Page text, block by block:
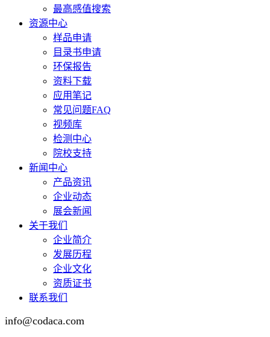
最高感值搜索
资源中心
样品申请
目录书申请
环保报告
资料下载
应用笔记
常见问题FAQ
视频库
检测中心
院校支持
新闻中心
产品资讯
企业动态
展会新闻
关于我们
企业简介
发展历程
企业文化
资质证书
联系我们
info@codaca.com